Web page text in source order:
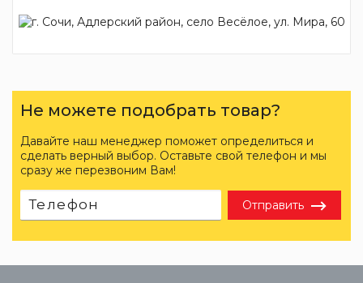
Не можете подобрать товар?
Давайте наш менеджер поможет определиться и
сделать верный выбор. Оставьте свой телефон и мы
сразу же перезвоним Вам!
Отправить